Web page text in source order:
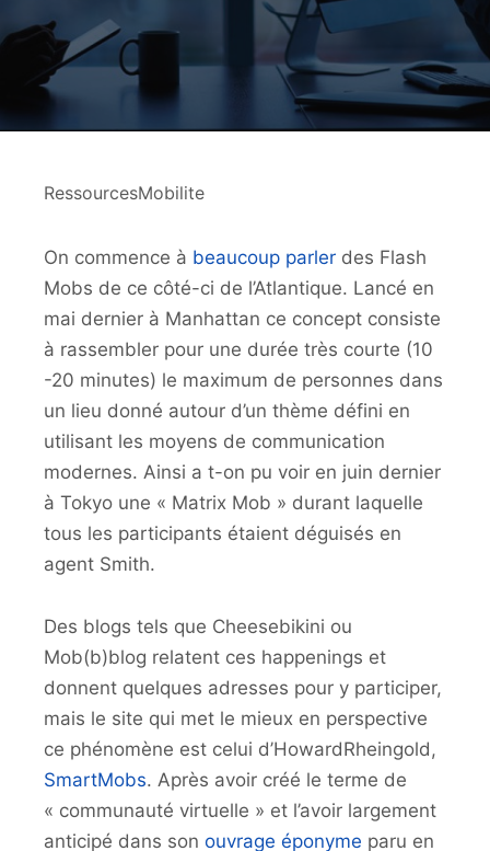
RessourcesMobilite
On commence à beaucoup parler des Flash
Mobs de ce côté-ci de l’Atlantique. Lancé en
mai dernier à Manhattan ce concept consiste
à rassembler pour une durée très courte (10
-20 minutes) le maximum de personnes dans
un lieu donné autour d’un thème défini en
utilisant les moyens de communication
modernes. Ainsi a t-on pu voir en juin dernier
à Tokyo une « Matrix Mob » durant laquelle
tous les participants étaient déguisés en
agent Smith.
Des blogs tels que Cheesebikini ou
Mob(b)blog relatent ces happenings et
donnent quelques adresses pour y participer,
mais le site qui met le mieux en perspective
ce phénomène est celui d’HowardRheingold,
SmartMobs. Après avoir créé le terme de
« communauté virtuelle » et l’avoir largement
anticipé dans son ouvrage éponyme paru en